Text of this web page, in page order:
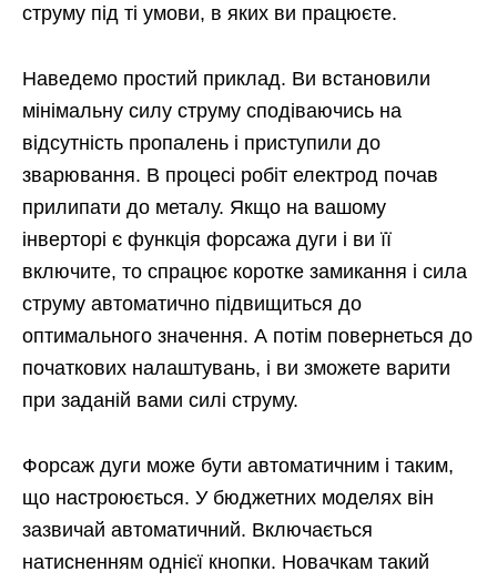
струму під ті умови, в яких ви працюєте.
Наведемо простий приклад. Ви встановили
мінімальну силу струму сподіваючись на
відсутність пропалень і приступили до
зварювання. В процесі робіт електрод почав
прилипати до металу. Якщо на вашому
інверторі є функція форсажа дуги і ви її
включите, то спрацює коротке замикання і сила
струму автоматично підвищиться до
оптимального значення. А потім повернеться до
початкових налаштувань, і ви зможете варити
при заданій вами силі струму.
Форсаж дуги може бути автоматичним і таким,
що настроюється. У бюджетних моделях він
зазвичай автоматичний. Включається
натисненням однієї кнопки. Новачкам такий